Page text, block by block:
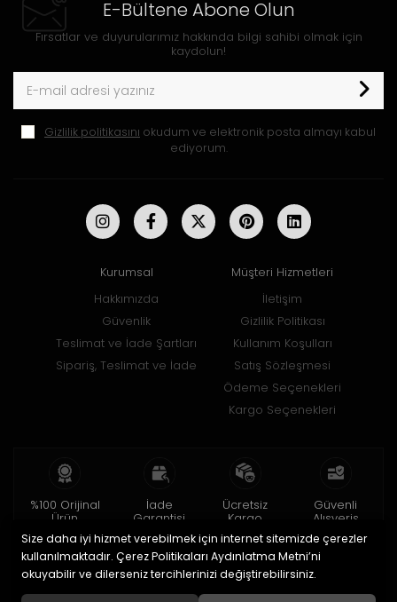
E-Bültene Abone Olun
Fırsatlar ve duyurularımız hakkında bilgi sahibi olmak için
kaydolun!
Gizlilik politikasını okudum ve elektronik posta almayı kabul
ediyorum.
Kurumsal
Hakkımızda
Güvenlik
Teslimat ve İade Şartları
Sipariş, Teslimat ve İade
Müşteri Hizmetleri
İletişim
Gizlilik Politikası
Kullanım Koşulları
Satış Sözleşmesi
Ödeme Seçenekleri
Kargo Seçenekleri
%100 Orijinal
Ürün
2 yıl garanti
İade
Garantisi
15 gün içinde
iade
Ücretsiz
Kargo
150 TL ve üzeri
Güvenli
Alışveriş
256bit SSL ile
Size daha iyi hizmet verebilmek için internet sitemizde çerezler
kullanılmaktadır. Çerez Politikaları Aydınlatma Metni’ni
okuyabilir ve dilerseniz tercihlerinizi değiştirebilirsiniz.